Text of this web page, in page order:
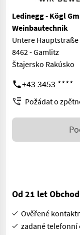
Ledinegg - Kögl
Weinbautechnik
Untere Hauptstraße
8462 - Gamlitz
Štajersko Rakúsko
+43 3453 ****
Požádat o
Od 21 let
Ověřené
zadané telefonní